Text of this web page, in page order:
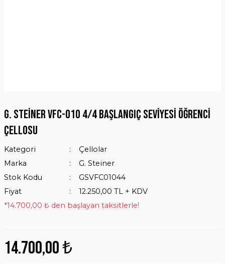
G. Steiner VFC-010 4/4 Başlangıç Seviyesi Öğrenci
Çellosu
Kategori
Çellolar
Marka
G. Steiner
Stok Kodu
GSVFC01044
Fiyat
12.250,00 TL + KDV
*14.700,00 ₺ den başlayan taksitlerle!
14.700,00 ₺